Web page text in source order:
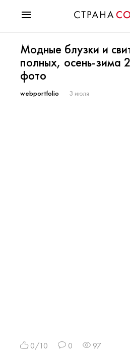
Мода
Звезды
Гороскопы
Здоровье
Модные блузки и
полных, осень-зима
фото
webportfolio 3 июля
0/10 0 97